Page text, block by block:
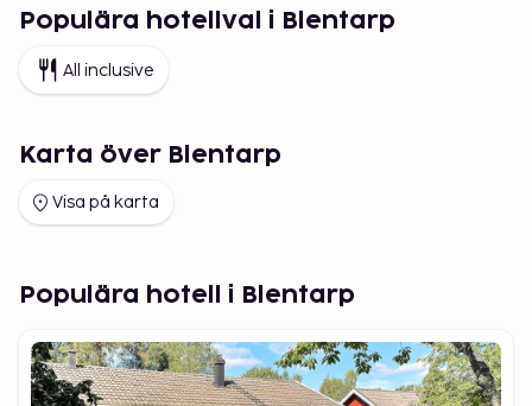
Populära hotellval i Blentarp
All inclusive
Karta över Blentarp
Visa på karta
Populära hotell i Blentarp